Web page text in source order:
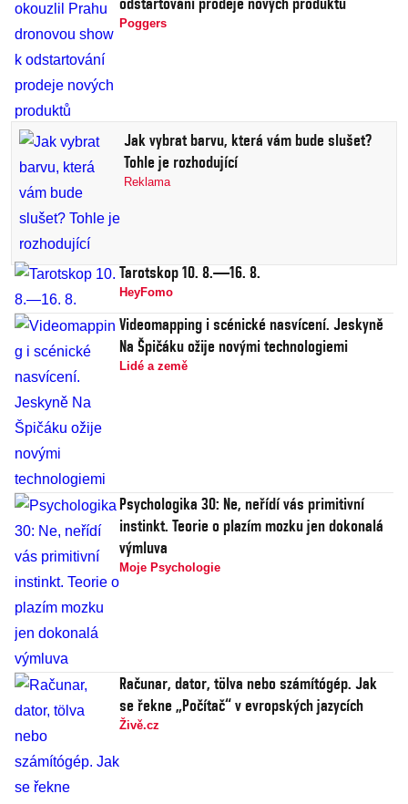
Poggers
Jak vybrat barvu, která vám bude slušet?
Tohle je rozhodující
Reklama
Tarotskop 10. 8.—16. 8.
HeyFomo
Videomapping i scénické nasvícení. Jeskyně
Na Špičáku ožije novými technologiemi
Lidé a země
Psychologika 30: Ne, neřídí vás primitivní
instinkt. Teorie o plazím mozku jen dokonalá
výmluva
Moje Psychologie
Računar, dator, tölva nebo számítógép. Jak
se řekne „Počítač“ v evropských jazycích
Živě.cz